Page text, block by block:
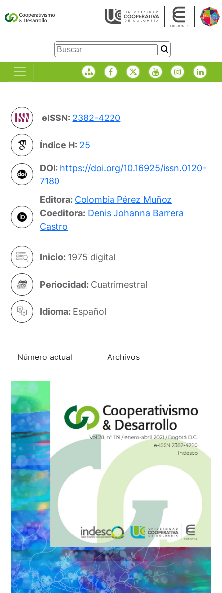
eISSN: 2382-4220
Índice H: 25
DOI: https://doi.org/10.16925/issn.0120-
7180
Editora: Colombia Pérez Muñoz
Coeditora: Denis Johanna Barrera
Castro
Inicio: 1975 digital
Periocidad: Cuatrimestral
Idioma: Español
Número actual Archivos